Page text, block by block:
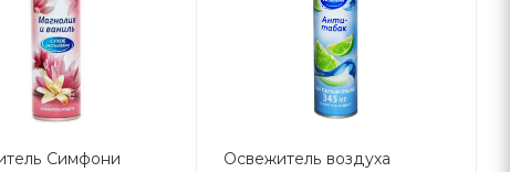
Симфони
Освежитель воздуха